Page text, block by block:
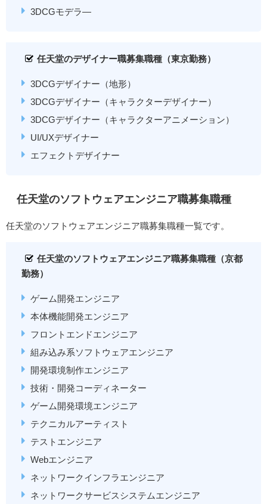
3DCGモデラ―
任天堂のデザイナー職募集職種（東京勤務）
3DCGデザイナー（地形）
3DCGデザイナー（キャラクターデザイナー）
3DCGデザイナー（キャラクターアニメーション）
UI/UXデザイナー
エフェクトデザイナー
任天堂のソフトウェアエンジニア職募集職種
任天堂のソフトウェアエンジニア職募集職種一覧です。
任天堂のソフトウェアエンジニア職募集職種（京都
勤務）
ゲーム開発エンジニア
本体機能開発エンジニア
フロントエンドエンジニア
組み込み系ソフトウェアエンジニア
開発環境制作エンジニア
技術・開発コーディネーター
ゲーム開発環境エンジニア
テクニカルアーティスト
テストエンジニア
Webエンジニア
ネットワークインフラエンジニア
ネットワークサービスシステムエンジニア